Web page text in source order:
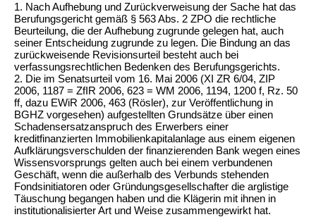
1. Nach Aufhebung und Zurückverweisung der Sache hat das
Berufungsgericht gemäß § 563 Abs. 2 ZPO die rechtliche
Beurteilung, die der Aufhebung zugrunde gelegen hat, auch
seiner Entscheidung zugrunde zu legen. Die Bindung an das
zurückweisende Revisionsurteil besteht auch bei
verfassungsrechtlichen Bedenken des Berufungsgerichts.
2. Die im Senatsurteil vom 16. Mai 2006 (XI ZR 6/04, ZIP
2006, 1187 = ZfIR 2006, 623 = WM 2006, 1194, 1200 f, Rz. 50
ff, dazu EWiR 2006, 463 (Rösler), zur Veröffentlichung in
BGHZ vorgesehen) aufgestellten Grundsätze über einen
Schadensersatzanspruch des Erwerbers einer
kreditfinanzierten Immobilienkapitalanlage aus einem eigenen
Aufklärungsverschulden der finanzierenden Bank wegen eines
Wissensvorsprungs gelten auch bei einem verbundenen
Geschäft, wenn die außerhalb des Verbunds stehenden
Fondsinitiatoren oder Gründungsgesellschafter die arglistige
Täuschung begangen haben und die Klägerin mit ihnen in
institutionalisierter Art und Weise zusammengewirkt hat.